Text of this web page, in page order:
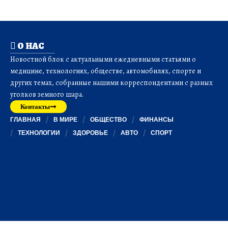
О НАС
Новостной блок с актуальными ежедневными статьями о
медицине, технологиях, обществе, автомобилях, спорте и
других темах, собранные нашими корреспондентами с разных
уголков земного шара.
Контакты
ГЛАВНАЯ В МИРЕ ОБЩЕСТВО
ФИНАНСЫ
ТЕХНОЛОГИИ
ЗДОРОВЬЕ АВТО СПОРТ